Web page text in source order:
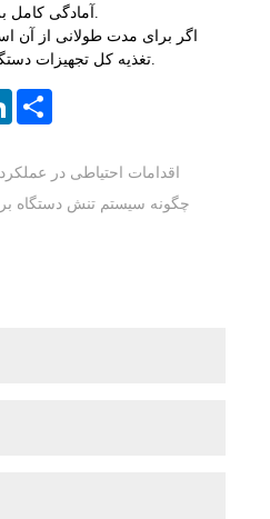
LinkedIn
اقدامات احتیاطی در
چگونه سیستم تنش دستگاه